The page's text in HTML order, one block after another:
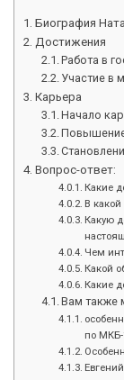
Биография
Достижения
Работа в
Участие в
Карьера
Начало
Вопрос-ответ:
Какие
В какой
Какую
Чем
Какой
Какие
Вам также
по МКБ-